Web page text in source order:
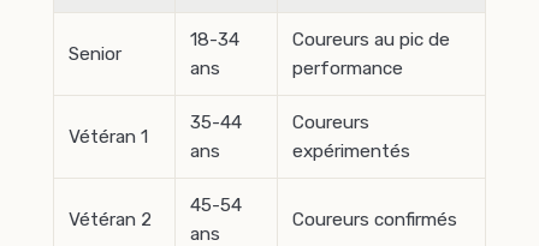
Senior
18-34
ans
Coureurs au pic de
performance
Vétéran 1
35-44
ans
Coureurs
expérimentés
Vétéran 2
45-54
ans
Coureurs confirmés